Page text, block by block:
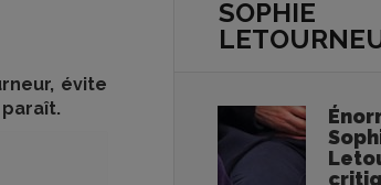
évite
SOPHIE